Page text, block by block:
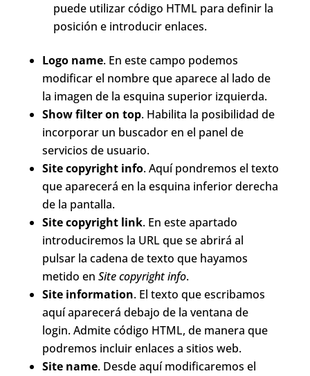
puede utilizar código HTML para definir la
posición e introducir enlaces.
Logo name. En este campo podemos
modificar el nombre que aparece al lado de
la imagen de la esquina superior izquierda.
Show filter on top. Habilita la posibilidad de
incorporar un buscador en el panel de
servicios de usuario.
Site copyright info. Aquí pondremos el texto
que aparecerá en la esquina inferior derecha
de la pantalla.
Site copyright link. En este apartado
introduciremos la URL que se abrirá al
pulsar la cadena de texto que hayamos
metido en Site copyright info.
Site information. El texto que escribamos
aquí aparecerá debajo de la ventana de
login. Admite código HTML, de manera que
podremos incluir enlaces a sitios web.
Site name. Desde aquí modificaremos el